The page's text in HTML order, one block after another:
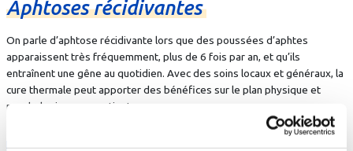
Aphtosesrécidivantes
On parle d’aphtose récidivante lors que des poussées d’aphtes
apparaissent très fréquemment, plus de 6 fois par an, et qu’ils
entraînent une gêne au quotidien. Avec des soins locaux et généraux, la
cure thermale peut apporter des bénéfices sur le plan physique et
psychologique aux patients.